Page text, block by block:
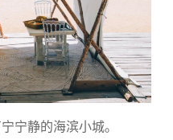
宁静的海滨小城。